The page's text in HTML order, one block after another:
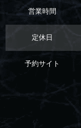
営業時間
定休日
予約サイト